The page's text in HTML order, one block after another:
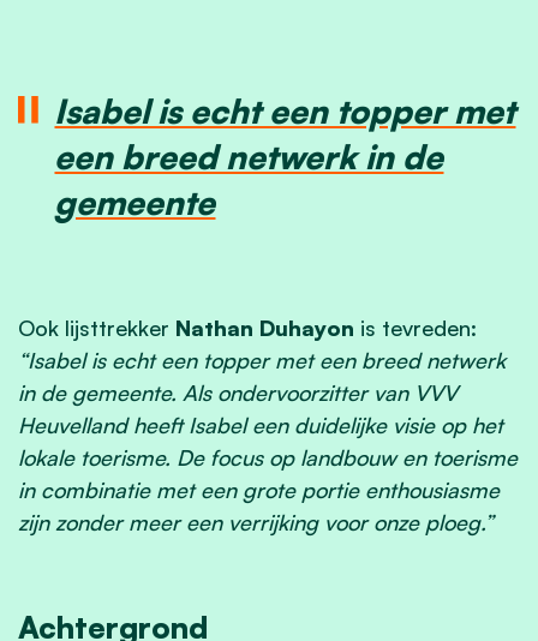
Isabel is echt een topper met
een breed netwerk in de
gemeente
Ook lijsttrekker Nathan Duhayon is tevreden:
“Isabel is echt een topper met een breed netwerk
in de gemeente. Als ondervoorzitter van VVV
Heuvelland heeft Isabel een duidelijke visie op het
lokale toerisme. De focus op landbouw en toerisme
in combinatie met een grote portie enthousiasme
zijn zonder meer een verrijking voor onze ploeg.”
Achtergrond